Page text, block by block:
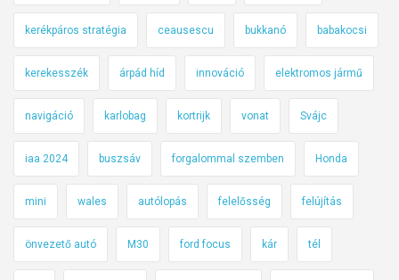
kerékpáros stratégia ceausescu bukkanó babakocsi
kerekesszék árpád híd innováció elektromos jármű
navigáció karlobag kortrijk vonat Svájc
iaa 2024 buszsáv forgalommal szemben Honda
mini wales autólopás felelősség felújítás
önvezető autó M30 ford focus kár tél